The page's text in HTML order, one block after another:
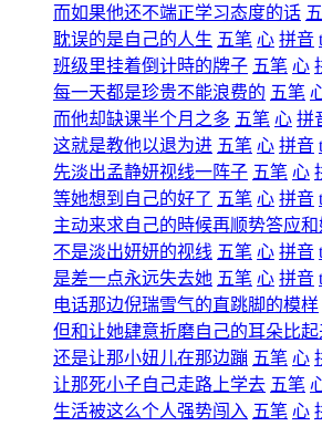
而如果他还不端正学习态度的话
耽误的是自己的人生 五笔 心 拼音
班级里挂着倒计時的牌子 五笔 心
每一天都是珍贵不能浪费的 五笔
而他却缺课半个月之多 五笔 心 拼
这就是教他以退为进 五笔 心 拼音
先淡出孟静妍视线一阵子 五笔 心
等她想到自己的好了 五笔 心 拼音
主动来求自己的時候再顺势答应
不是淡出妍妍的视线 五笔 心 拼音
是差一点永远失去她 五笔 心 拼音
电话那边倪瑞雪气的直跳脚的模样
但和让她肆意折磨自己的耳朵比起
还是让那小妞儿在那边蹦 五笔 心
让那死小子自己走路上学去 五笔
生活被这么个人强势闯入 五笔 心